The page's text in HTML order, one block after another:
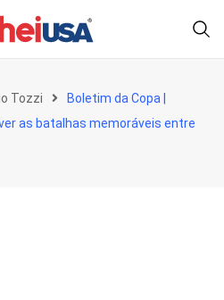
Tozzi
Boletim da Copa |
as batalhas memoráveis entre